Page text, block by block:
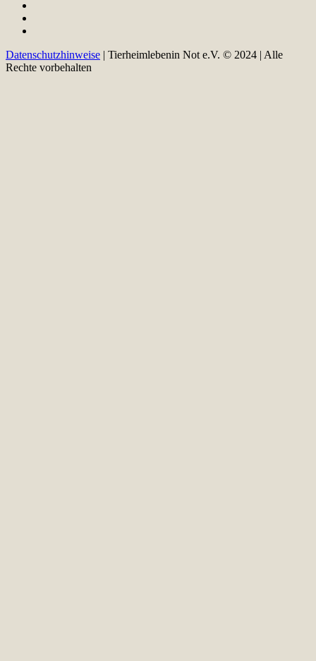
Datenschutzhinweise | Tierheimlebenin Not e.V. © 2024 | Alle
Rechte vorbehalten